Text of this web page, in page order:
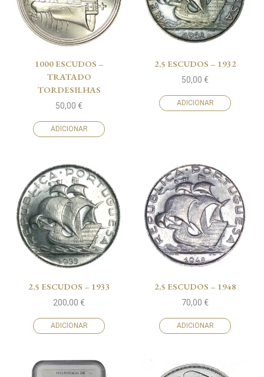
1000 ESCUDOS –
TRATADO
TORDESILHAS
50,00 €
ADICIONAR
2,5 ESCUDOS – 1932
50,00 €
ADICIONAR
2,5 ESCUDOS – 1933
200,00 €
ADICIONAR
2,5 ESCUDOS – 1948
70,00 €
ADICIONAR